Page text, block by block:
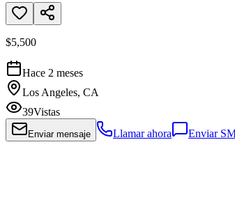
$5,500
Hace 2 meses
Los Angeles, CA
39Vistas
Enviar mensaje Llamar ahora Enviar